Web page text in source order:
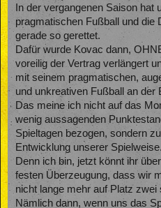
In der vergangenen Saison hat
pragmatischen Fußball und die
gerade so gerettet.
Dafür wurde Kovac dann,
voreilig der Vertrag verlängert
mit seinem pragmatischen,
und unkreativen Fußball an der
Das meine ich nicht auf das
wenig aussagenden
Spieltagen bezogen, sondern
Entwicklung unserer Spielweise.
Denn ich bin, jetzt könnt ihr
festen Überzeugung, dass wir
nicht lange mehr auf Platz zwei
Nämlich dann, wenn uns das